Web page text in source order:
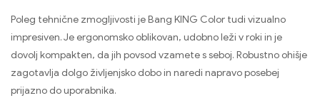
Poleg tehnične zmogljivosti je Bang KING Color tudi vizualno
impresiven. Je ergonomsko oblikovan, udobno leži v roki in je
dovolj kompakten, da jih povsod vzamete s seboj. Robustno ohišje
zagotavlja dolgo življenjsko dobo in naredi napravo posebej
prijazno do uporabnika.